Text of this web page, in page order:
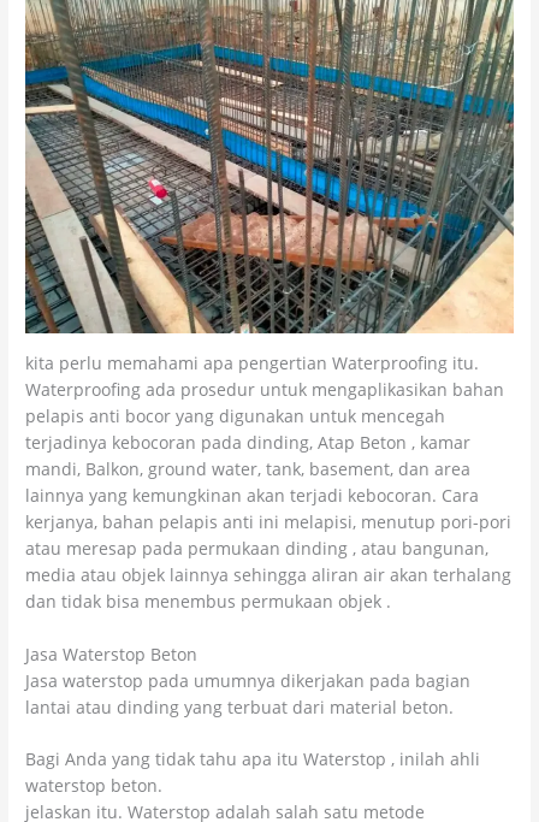
kita perlu memahami apa pengertian Waterproofing itu.
Waterproofing ada prosedur untuk mengaplikasikan bahan
pelapis anti bocor yang digunakan untuk mencegah
terjadinya kebocoran pada dinding, Atap Beton , kamar
mandi, Balkon, ground water, tank, basement, dan area
lainnya yang kemungkinan akan terjadi kebocoran. Cara
kerjanya, bahan pelapis anti ini melapisi, menutup pori-pori
atau meresap pada permukaan dinding , atau bangunan,
media atau objek lainnya sehingga aliran air akan terhalang
dan tidak bisa menembus permukaan objek .
Jasa Waterstop Beton
Jasa waterstop pada umumnya dikerjakan pada bagian
lantai atau dinding yang terbuat dari material beton.
Bagi Anda yang tidak tahu apa itu Waterstop , inilah ahli
waterstop beton.
jelaskan itu. Waterstop adalah salah satu metode